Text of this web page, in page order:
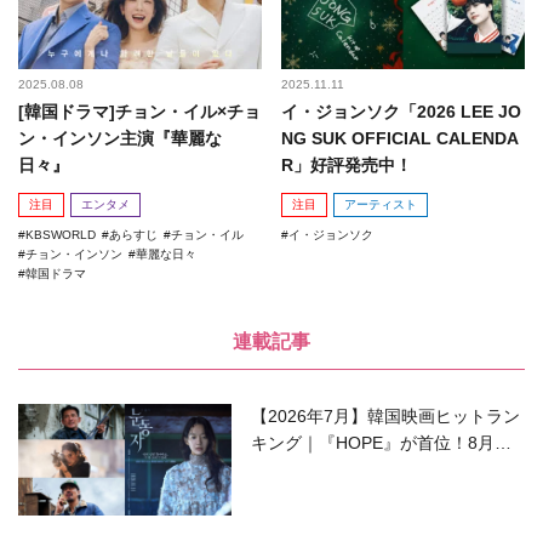
2025.08.08
[韓国ドラマ]チョン・イル×チョ
ン・インソン主演『華麗な
日々』
注目 エンタメ
KBSWORLD あらすじ
チョン・イル
チョン・インソン
華麗な日々
韓国ドラマ
2025.11.11
イ・ジョンソク「2026 LEE JO
NG SUK OFFICIAL CALENDA
R」好評発売中！
注目 アーティスト
イ・ジョンソク
連載記事
【2026年7月】韓国映画ヒットラン
キング｜『HOPE』が首位！8月公